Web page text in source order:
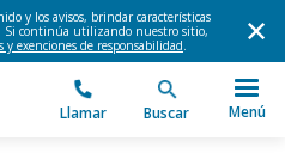
y los avisos, brindar características
Si continúa utilizando nuestro sitio,
y exenciones de responsabilidad.
Llamar Buscar Menú